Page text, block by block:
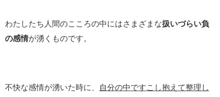
わたしたち人間のこころの中にはさまざまな扱いづらい負
の感情が湧くものです。
不快な感情が湧いた時に、
自分の中ですこし抱えて整理し